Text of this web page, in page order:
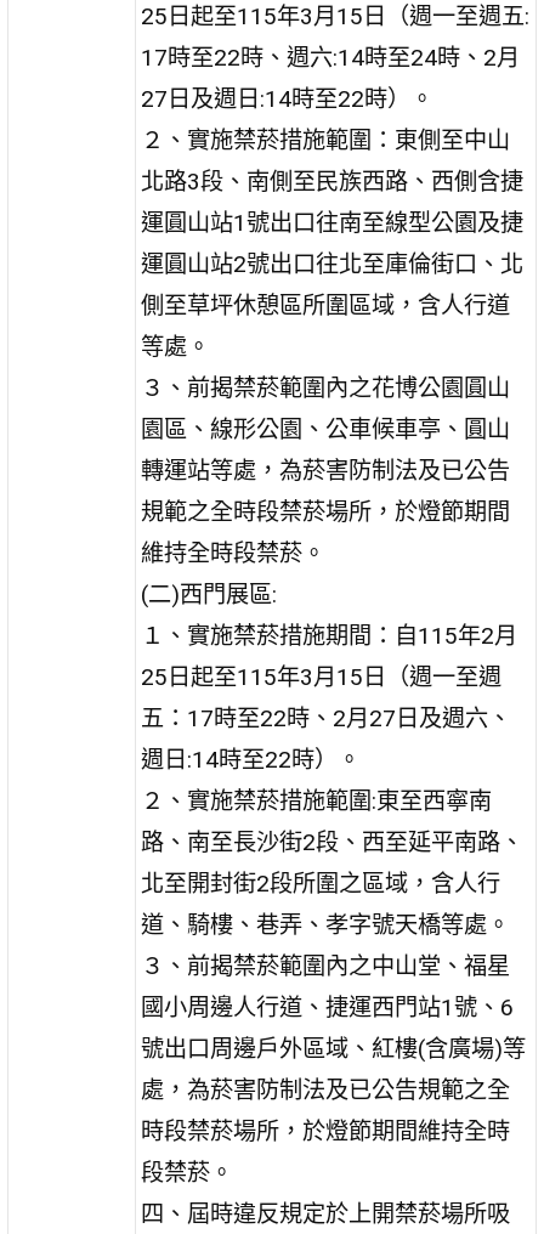
25日起至115年3月15日（週一至週五:
17時至22時、週六:14時至24時、2月
27日及週日:14時至22時）。
２、實施禁菸措施範圍：東側至中山
北路3段、南側至民族西路、西側含捷
運圓山站1號出口往南至線型公園及捷
運圓山站2號出口往北至庫倫街口、北
側至草坪休憩區所圍區域，含人行道
等處。
３、前揭禁菸範圍內之花博公園圓山
園區、線形公園、公車候車亭、圓山
轉運站等處，為菸害防制法及已公告
規範之全時段禁菸場所，於燈節期間
維持全時段禁菸。
(二)西門展區:
１、實施禁菸措施期間：自115年2月
25日起至115年3月15日（週一至週
五：17時至22時、2月27日及週六、
週日:14時至22時）。
２、實施禁菸措施範圍:東至西寧南
路、南至長沙街2段、西至延平南路、
北至開封街2段所圍之區域，含人行
道、騎樓、巷弄、孝字號天橋等處。
３、前揭禁菸範圍內之中山堂、福星
國小周邊人行道、捷運西門站1號、6
號出口周邊戶外區域、紅樓(含廣場)等
處，為菸害防制法及已公告規範之全
時段禁菸場所，於燈節期間維持全時
段禁菸。
四、屆時違反規定於上開禁菸場所吸